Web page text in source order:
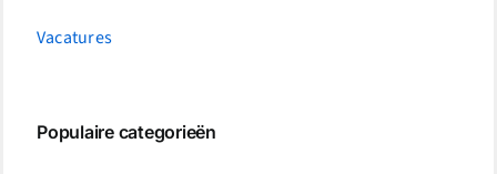
Vacatures
Populaire categorieën